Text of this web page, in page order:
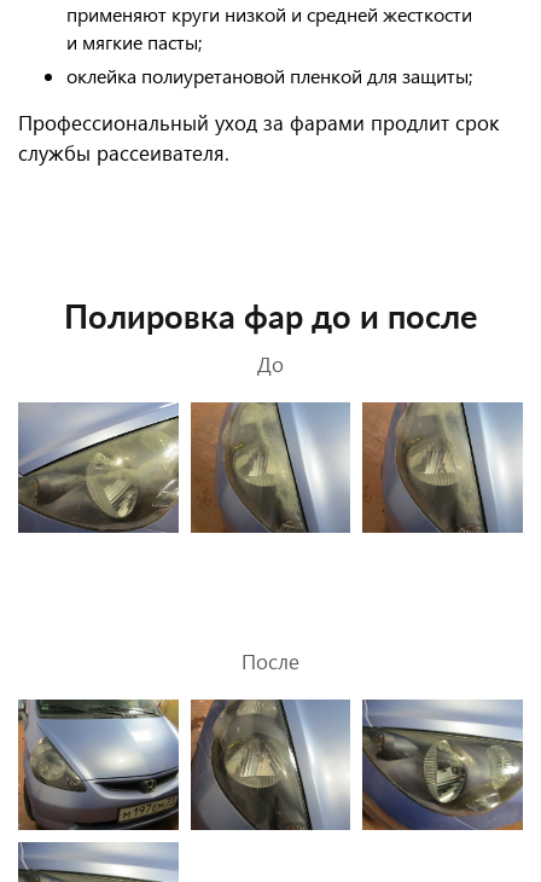
применяют круги низкой и средней жесткости
и мягкие пасты;
оклейка полиуретановой пленкой для защиты;
Профессиональный уход за фарами продлит срок
службы рассеивателя.
Полировка фар до и после
До
После